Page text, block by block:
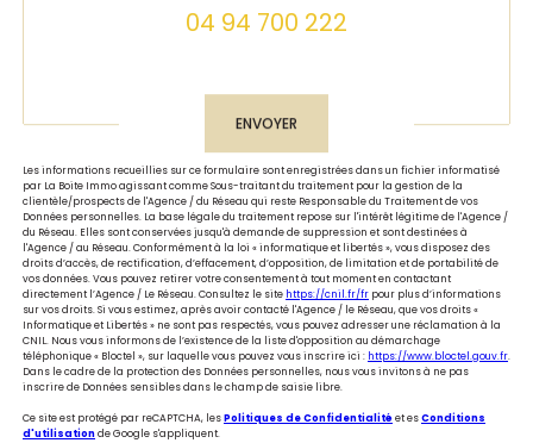
04 94 700 222
ENVOYER
Les informations recueillies sur ce formulaire sont enregistrées dans un fichier informatisé
par La Boite Immo agissant comme Sous-traitant du traitement pour la gestion de la
clientèle/prospects de l'Agence / du Réseau qui reste Responsable du Traitement de vos
Données personnelles. La base légale du traitement repose sur l'intérêt légitime de l'Agence /
du Réseau. Elles sont conservées jusqu'à demande de suppression et sont destinées à
l'Agence / au Réseau. Conformément à la loi « informatique et libertés », vous disposez des
droits d’accès, de rectification, d’effacement, d’opposition, de limitation et de portabilité de
vos données. Vous pouvez retirer votre consentement à tout moment en contactant
directement l’Agence / Le Réseau. Consultez le site https://cnil.fr/fr pour plus d’informations
sur vos droits. Si vous estimez, après avoir contacté l'Agence / le Réseau, que vos droits «
Informatique et Libertés » ne sont pas respectés, vous pouvez adresser une réclamation à la
CNIL. Nous vous informons de l’existence de la liste d'opposition au démarchage
téléphonique « Bloctel », sur laquelle vous pouvez vous inscrire ici : https://www.bloctel.gouv.fr.
Dans le cadre de la protection des Données personnelles, nous vous invitons à ne pas
inscrire de Données sensibles dans le champ de saisie libre.
Ce site est protégé par reCAPTCHA, lesPolitiques de Confidentialitéet esConditions
d'utilisationde Google s'appliquent.